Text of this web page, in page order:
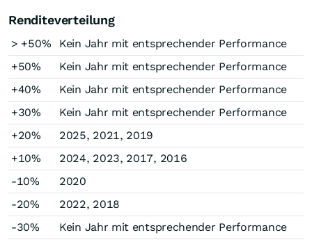
Renditeverteilung
> +50%
Kein Jahr mit entsprechender Performance
+50%
Kein Jahr mit entsprechender Performance
+40%
Kein Jahr mit entsprechender Performance
+30%
Kein Jahr mit entsprechender Performance
+20%
2025, 2021, 2019
+10%
2024, 2023, 2017, 2016
-10%
2020
-20%
2022, 2018
-30%
Kein Jahr mit entsprechender Performance